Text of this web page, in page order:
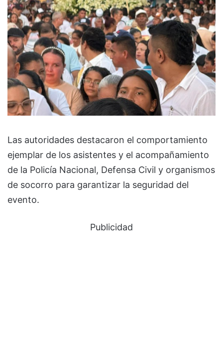
Las autoridades destacaron el comportamiento
ejemplar de los asistentes y el acompañamiento
de la Policía Nacional, Defensa Civil y organismos
de socorro para garantizar la seguridad del
evento.
Publicidad